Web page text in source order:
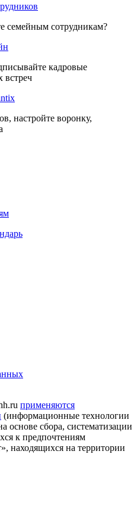
семейным сотрудникам?
кадровые
встреч
настройте воронку,
применяются
(информационные технологии
основе сбора, систематизации
к предпочтениям
находящихся на территории